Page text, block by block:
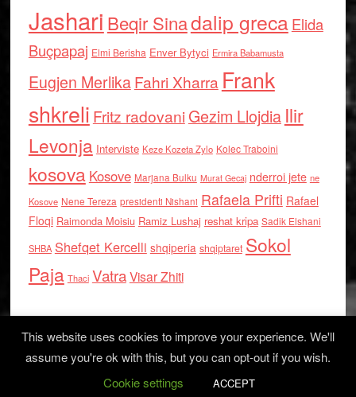
Jashari Beqir Sinadalip grecaElida
Buçpapaj Elmi Berisha Enver Bytyci Ermira Babamusta
Eugjen MerlikaFahri Xharra Frank
shkreli Fritz radovaniGezim Llojdia Ilir
Levonja Interviste Keze Kozeta Zylo Kolec Traboini
kosova Kosove Marjana Bulku Murat Gecaj nderroi jete ne
Kosove Nene Tereza presidenti Nishani Rafaela Prifti Rafael
Floqi Raimonda Moisiu Ramiz Lushaj reshat kripa Sadik Elshani
SHBA Shefqet Kercelli shqiperia shqiptaret Sokol
Paja Thaci VatraVisar Zhiti
Log in
This website uses cookies to improve your experience. We'll
assume you're ok with this, but you can opt-out if you wish.
Cookie settings
ACCEPT